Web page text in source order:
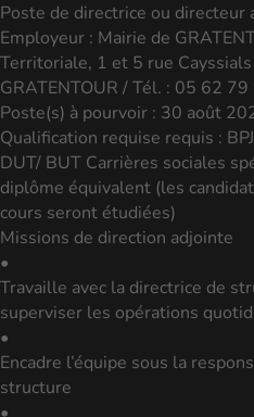
Poste de directrice ou
Employeur : Mairie de
Territoriale, 1 et 5 rue
GRATENTOUR / Tél. : 05 62
Poste(s) à pourvoir : 30 août
Qualification requise requis :
DUT/ BUT Carrières sociales
diplôme équivalent (les
cours seront étudiées)
Missions de direction adjointe
•
Travaille avec la directrice de
superviser les opérations
•
Encadre l’équipe sous la
structure